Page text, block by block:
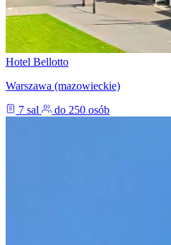
Hotel Bellotto
Warszawa (mazowieckie)
7 sal
do 250 osób